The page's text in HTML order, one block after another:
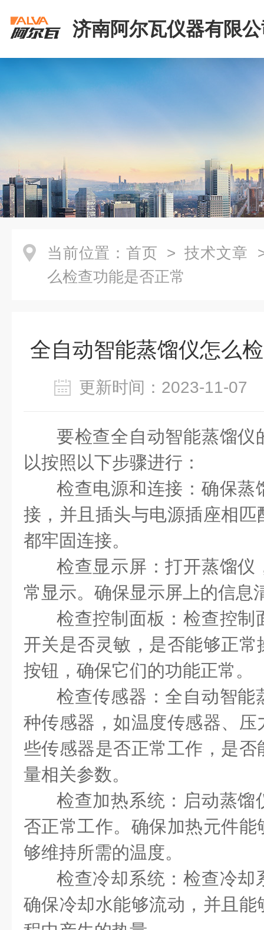
济南阿尔瓦仪器有限
当前位置： 首页 > 技术文章
么检查功能是否正常
全自动智能蒸馏仪怎么
更新时间：2023-11-
要检查全自动智能蒸馏仪
以按照以下步骤进行：
检查电源和连接：确保蒸
接，并且插头与电源插座相
都牢固连接。
检查显示屏：打开蒸馏仪
常显示。确保显示屏上的信
检查控制面板：检查控制
开关是否灵敏，是否能够正
按钮，确保它们的功能正常。
检查传感器：全自动智能
种传感器，如温度传感器、
些传感器是否正常工作，是
量相关参数。
检查加热系统：启动蒸馏
否正常工作。确保加热元件
够维持所需的温度。
检查冷却系统：检查冷却
确保冷却水能够流动，并且